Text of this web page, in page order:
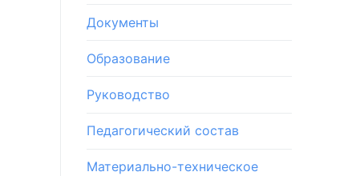
Документы
Образование
Руководство
Педагогический состав
Материально-техническое